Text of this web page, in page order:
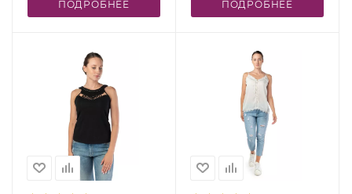
ПОДРОБНЕЕ ПОДРОБНЕЕ